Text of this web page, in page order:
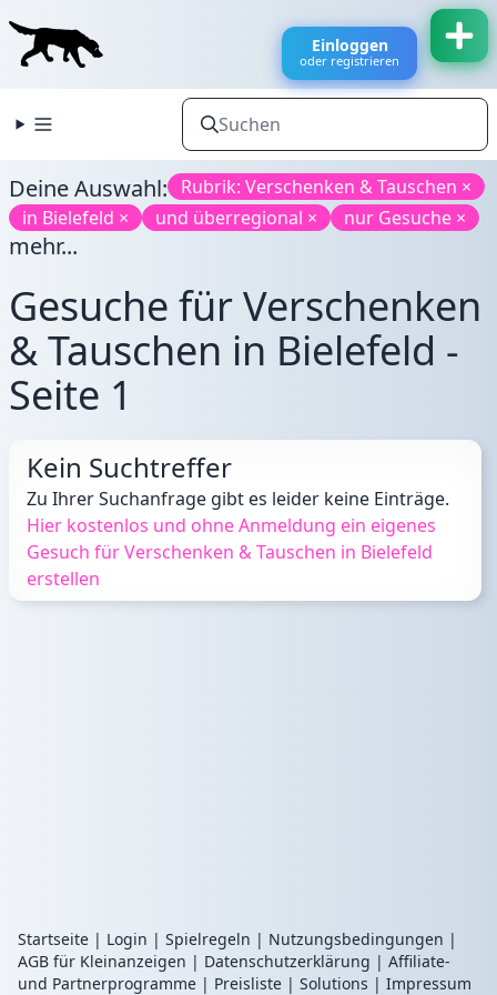
Einloggen
oder registrieren
Deine Auswahl:
Rubrik: Verschenken & Tauschen ×
in Bielefeld ×
und überregional × nur Gesuche ×
mehr...
Gesuche für Verschenken
& Tauschen in Bielefeld -
Seite 1
Kein Suchtreffer
Zu Ihrer Suchanfrage gibt es leider keine Einträge.
Hier kostenlos und ohne Anmeldung ein eigenes
Gesuch für Verschenken & Tauschen in Bielefeld
erstellen
Startseite | Login | Spielregeln | Nutzungsbedingungen |
AGB für Kleinanzeigen | Datenschutzerklärung | Affiliate-
und Partnerprogramme | Preisliste | Solutions | Impressum